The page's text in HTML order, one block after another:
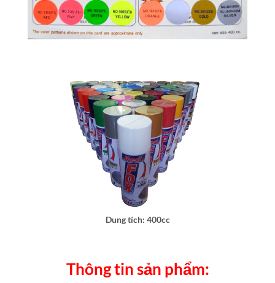
Dung tích: 400cc
Thông tin sản phẩm: